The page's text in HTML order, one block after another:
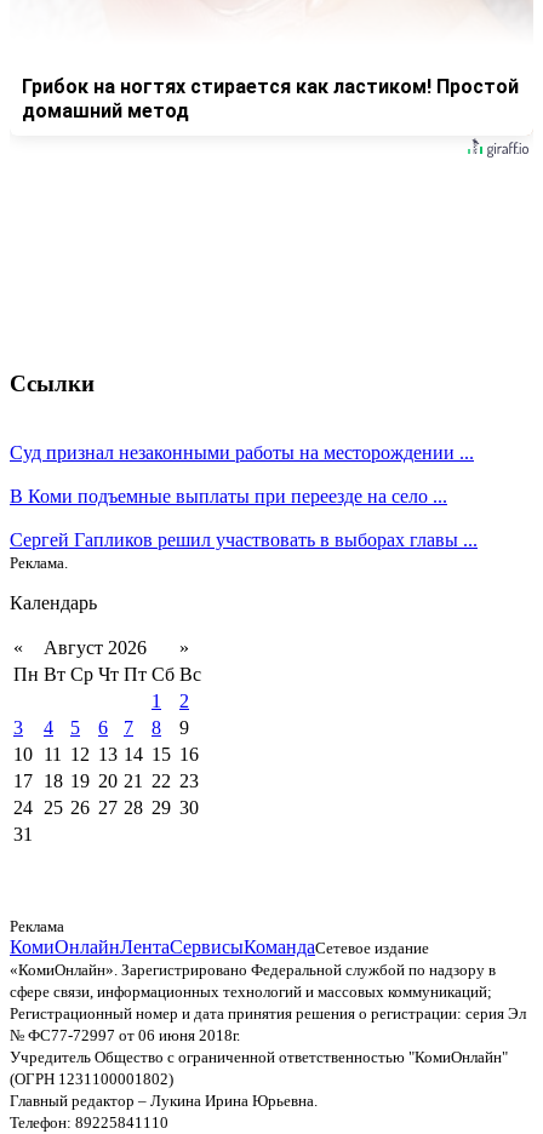
Грибок на ногтях стирается как ластиком! Простой
домашний метод
Ссылки
Суд признал незаконными работы на месторождении ...
В Коми подъемные выплаты при переезде на село ...
Сергей Гапликов решил участвовать в выборах главы ...
Реклама.
Календарь
« Август 2026
»
Пн Вт Ср Чт Пт Сб Вс
1
2
3
4 5 6 7 8
9
10 11 12 13 14 15 16
17 18 19 20 21 22 23
24 25 26 27 28 29 30
31
Реклама
КомиОнлайнЛентаСервисыКомандаСетевое издание
«КомиОнлайн». Зарегистрировано Федеральной службой по надзору в
сфере связи, информационных технологий и массовых коммуникаций;
Регистрационный номер и дата принятия решения о регистрации: серия Эл
№ ФС77-72997 от 06 июня 2018г.
Учредитель Общество с ограниченной ответственностью "КомиОнлайн"
(ОГРН 1231100001802)
Главный редактор – Лукина Ирина Юрьевна.
Телефон: 89225841110